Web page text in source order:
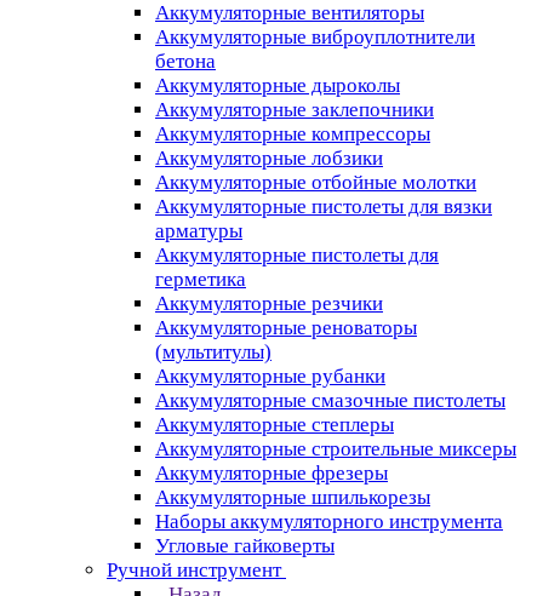
Аккумуляторные вентиляторы
Аккумуляторные виброуплотнители
бетона
Аккумуляторные дыроколы
Аккумуляторные заклепочники
Аккумуляторные компрессоры
Аккумуляторные лобзики
Аккумуляторные отбойные молотки
Аккумуляторные пистолеты для вязки
арматуры
Аккумуляторные пистолеты для
герметика
Аккумуляторные резчики
Аккумуляторные реноваторы
(мультитулы)
Аккумуляторные рубанки
Аккумуляторные смазочные пистолеты
Аккумуляторные степлеры
Аккумуляторные строительные миксеры
Аккумуляторные фрезеры
Аккумуляторные шпилькорезы
Наборы аккумуляторного инструмента
Угловые гайковерты
Ручной инструмент